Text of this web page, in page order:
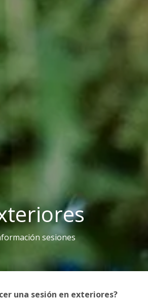
sesiones
una sesión en exteriores?